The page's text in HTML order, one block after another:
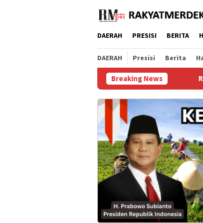
DAERAH PRESISI BERITA
DAERAH Presisi Berita
Breaking News
Raih Popular